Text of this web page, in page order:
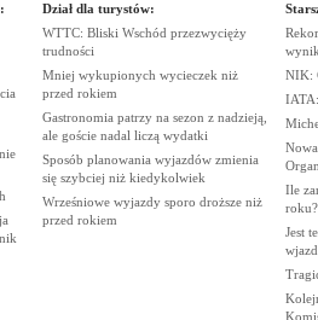
Dział dla turystów:
WTTC: Bliski Wschód przezwycięży
trudności
Mniej wykupionych wycieczek niż
przed rokiem
Gastronomia patrzy na sezon z nadzieją,
ale goście nadal liczą wydatki
Sposób planowania wyjazdów zmienia
się szybciej niż kiedykolwiek
Wrześniowe wyjazdy sporo droższe niż
przed rokiem
NIK:
Ile
roku?
Jest